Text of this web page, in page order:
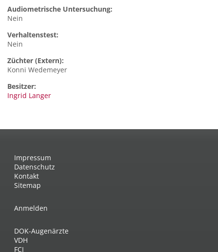
Audiometrische Untersuchung:
Nein
Verhaltenstest:
Nein
Züchter (Extern):
Konni Wedemeyer
Besitzer:
Ingrid Langer
Impressum
Datenschutz
Kontakt
Sitemap
Anmelden
DOK-Augenärzte
VDH
FCI